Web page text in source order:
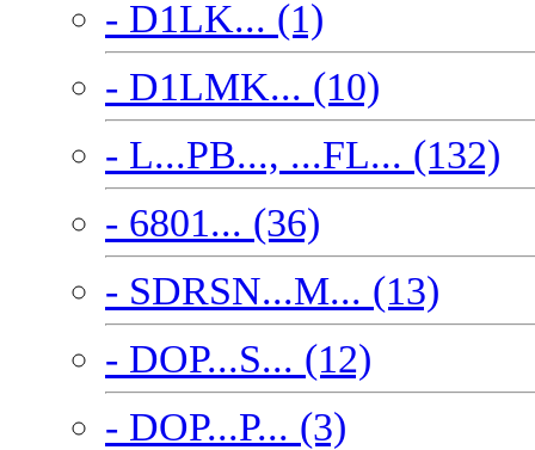
- D1LK... (1)
- D1LMK... (10)
- L...PB..., ...FL... (132)
- 6801... (36)
- SDRSN...M... (13)
- DOP...S... (12)
- DOP...P... (3)